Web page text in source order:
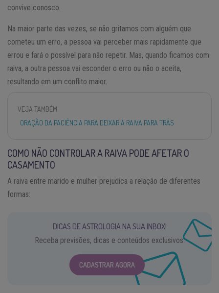
convive conosco.
Na maior parte das vezes, se não gritamos com alguém que
cometeu um erro, a pessoa vai perceber mais rapidamente que
errou e fará o possível para não repetir. Mas, quando ficamos com
raiva, a outra pessoa vai esconder o erro ou não o aceita,
resultando em um conflito maior.
VEJA TAMBÉM
ORAÇÃO DA PACIÊNCIA PARA DEIXAR A RAIVA PARA TRÁS
COMO NÃO CONTROLAR A RAIVA PODE AFETAR O
CASAMENTO
A raiva entre marido e mulher prejudica a relação de diferentes
formas:
DICAS DE ASTROLOGIA NA SUA INBOX!
Receba previsões, dicas e conteúdos exclusivos.
CADASTRAR AGORA